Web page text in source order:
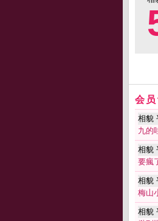
会
相貌
九的
相貌
要瘋
相貌
梅山
相貌